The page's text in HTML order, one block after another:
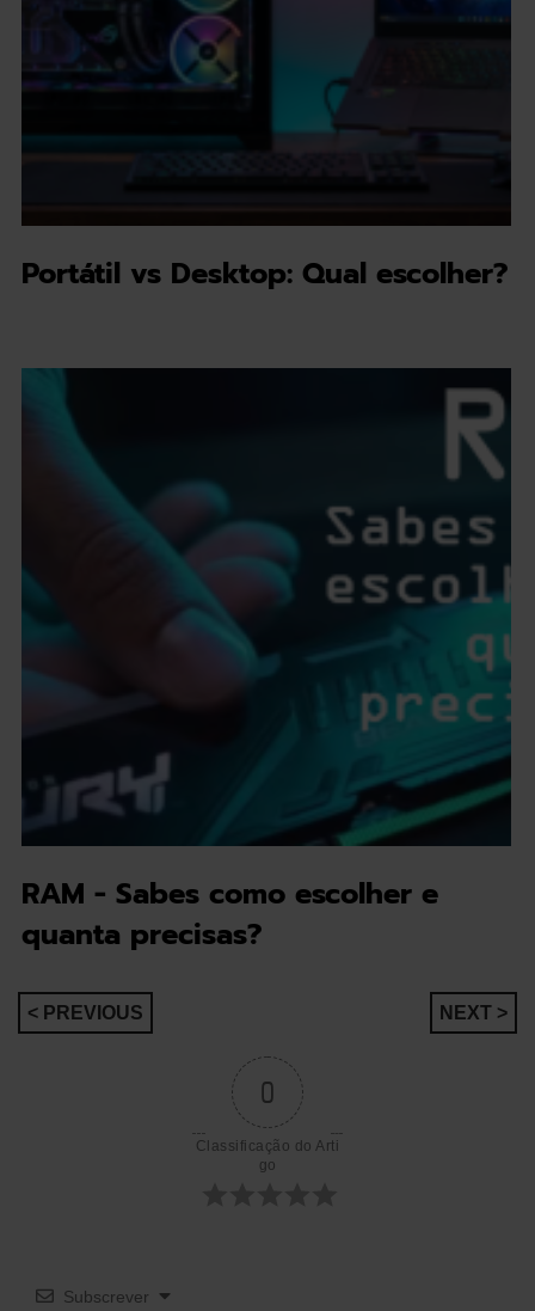
Portátil vs Desktop: Qual escolher?
RAM - Sabes como escolher e
quanta precisas?
Navegação
< PREVIOUS NEXT >
0
Classificação do Arti
go
Subscrever